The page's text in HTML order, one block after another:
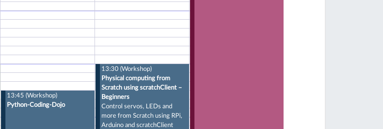
13:30 (Workshop)
Physical computing from
Scratch using scratchClient –
Beginners
Control servos, LEDs and
more from Scratch using RPi,
Arduino and scratchClient
13:45 (Workshop)
Python-Coding-Dojo